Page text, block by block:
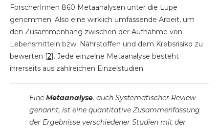
ForscherInnen 860 Metaanalysen unter die Lupe
genommen. Also eine wirklich umfassende Arbeit, um
den Zusammenhang zwischen der Aufnahme von
Lebensmitteln bzw. Nährstoffen und dem Krebsrisiko zu
bewerten [2]. Jede einzelne Metaanalyse besteht
ihrerseits aus zahlreichen Einzelstudien.
Eine Metaanalyse, auch Systematischer Review
genannt, ist eine quantitative Zusammenfassung
der Ergebnisse verschiedener Studien mit der